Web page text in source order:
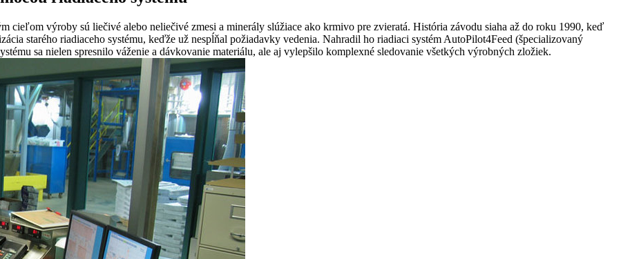
cieľom výroby sú liečivé alebo neliečivé zmesi a minerály slúžiace ako krmivo pre zvieratá. História závodu siaha až do roku 1990, keď
starého riadiaceho systému, keďže už nespĺňal požiadavky vedenia. Nahradil ho riadiaci systém AutoPilot4Feed (špecializovaný
sa nielen spresnilo váženie a dávkovanie materiálu, ale aj vylepšilo komplexné sledovanie všetkých výrobných zložiek.